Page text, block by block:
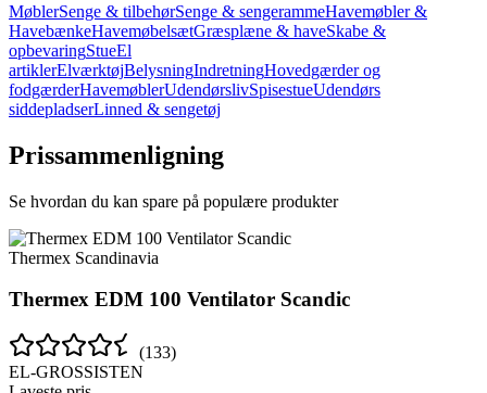
MøblerSenge & tilbehørSenge & sengerammeHavemøbler &
HavebænkeHavemøbelsætGræsplæne & haveSkabe &
opbevaringStueEl
artiklerElværktøjBelysningIndretningHovedgærder og
fodgærderHavemøblerUdendørslivSpisestueUdendørs
siddepladserLinned & sengetøj
Prissammenligning
Se hvordan du kan spare på populære produkter
Thermex Scandinavia
Thermex EDM 100 Ventilator Scandic
(133)
EL-GROSSISTEN